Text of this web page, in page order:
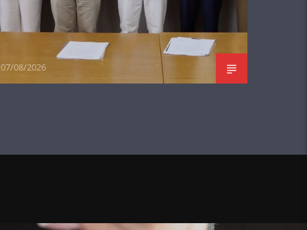
07/08/2026